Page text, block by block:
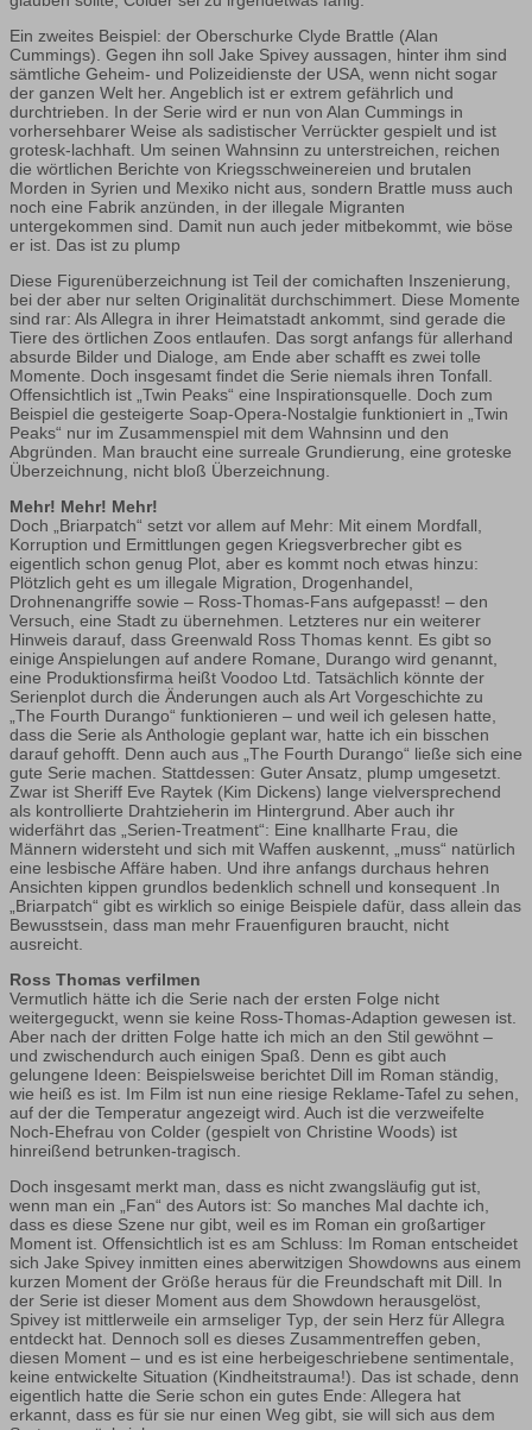
Ein zweites Beispiel: der Oberschurke Clyde Brattle (Alan
Cummings). Gegen ihn soll Jake Spivey aussagen, hinter ihm sind
sämtliche Geheim- und Polizeidienste der USA, wenn nicht sogar
der ganzen Welt her. Angeblich ist er extrem gefährlich und
durchtrieben. In der Serie wird er nun von Alan Cummings in
vorhersehbarer Weise als sadistischer Verrückter gespielt und ist
grotesk-lachhaft. Um seinen Wahnsinn zu unterstreichen, reichen
die wörtlichen Berichte von Kriegsschweinereien und brutalen
Morden in Syrien und Mexiko nicht aus, sondern Brattle muss auch
noch eine Fabrik anzünden, in der illegale Migranten
untergekommen sind. Damit nun auch jeder mitbekommt, wie böse
er ist. Das ist zu plump
Diese Figurenüberzeichnung ist Teil der comichaften Inszenierung,
bei der aber nur selten Originalität durchschimmert. Diese Momente
sind rar: Als Allegra in ihrer Heimatstadt ankommt, sind gerade die
Tiere des örtlichen Zoos entlaufen. Das sorgt anfangs für allerhand
absurde Bilder und Dialoge, am Ende aber schafft es zwei tolle
Momente. Doch insgesamt findet die Serie niemals ihren Tonfall.
Offensichtlich ist „Twin Peaks“ eine Inspirationsquelle. Doch zum
Beispiel die gesteigerte Soap-Opera-Nostalgie funktioniert in „Twin
Peaks“ nur im Zusammenspiel mit dem Wahnsinn und den
Abgründen. Man braucht eine surreale Grundierung, eine groteske
Überzeichnung, nicht bloß Überzeichnung.
Mehr! Mehr! Mehr!
Doch „Briarpatch“ setzt vor allem auf Mehr: Mit einem Mordfall,
Korruption und Ermittlungen gegen Kriegsverbrecher gibt es
eigentlich schon genug Plot, aber es kommt noch etwas hinzu:
Plötzlich geht es um illegale Migration, Drogenhandel,
Drohnenangriffe sowie – Ross-Thomas-Fans aufgepasst! – den
Versuch, eine Stadt zu übernehmen. Letzteres nur ein weiterer
Hinweis darauf, dass Greenwald Ross Thomas kennt. Es gibt so
einige Anspielungen auf andere Romane, Durango wird genannt,
eine Produktionsfirma heißt Voodoo Ltd. Tatsächlich könnte der
Serienplot durch die Änderungen auch als Art Vorgeschichte zu
„The Fourth Durango“ funktionieren – und weil ich gelesen hatte,
dass die Serie als Anthologie geplant war, hatte ich ein bisschen
darauf gehofft. Denn auch aus „The Fourth Durango“ ließe sich eine
gute Serie machen. Stattdessen: Guter Ansatz, plump umgesetzt.
Zwar ist Sheriff Eve Raytek (Kim Dickens) lange vielversprechend
als kontrollierte Drahtzieherin im Hintergrund. Aber auch ihr
widerfährt das „Serien-Treatment“: Eine knallharte Frau, die
Männern widersteht und sich mit Waffen auskennt, „muss“ natürlich
eine lesbische Affäre haben. Und ihre anfangs durchaus hehren
Ansichten kippen grundlos bedenklich schnell und konsequent .In
„Briarpatch“ gibt es wirklich so einige Beispiele dafür, dass allein das
Bewusstsein, dass man mehr Frauenfiguren braucht, nicht
ausreicht.
Ross Thomas verfilmen
Vermutlich hätte ich die Serie nach der ersten Folge nicht
weitergeguckt, wenn sie keine Ross-Thomas-Adaption gewesen ist.
Aber nach der dritten Folge hatte ich mich an den Stil gewöhnt –
und zwischendurch auch einigen Spaß. Denn es gibt auch
gelungene Ideen: Beispielsweise berichtet Dill im Roman ständig,
wie heiß es ist. Im Film ist nun eine riesige Reklame-Tafel zu sehen,
auf der die Temperatur angezeigt wird. Auch ist die verzweifelte
Noch-Ehefrau von Colder (gespielt von Christine Woods) ist
hinreißend betrunken-tragisch.
Doch insgesamt merkt man, dass es nicht zwangsläufig gut ist,
wenn man ein „Fan“ des Autors ist: So manches Mal dachte ich,
dass es diese Szene nur gibt, weil es im Roman ein großartiger
Moment ist. Offensichtlich ist es am Schluss: Im Roman entscheidet
sich Jake Spivey inmitten eines aberwitzigen Showdowns aus einem
kurzen Moment der Größe heraus für die Freundschaft mit Dill. In
der Serie ist dieser Moment aus dem Showdown herausgelöst,
Spivey ist mittlerweile ein armseliger Typ, der sein Herz für Allegra
entdeckt hat. Dennoch soll es dieses Zusammentreffen geben,
diesen Moment – und es ist eine herbeigeschriebene sentimentale,
keine entwickelte Situation (Kindheitstrauma!). Das ist schade, denn
eigentlich hatte die Serie schon ein gutes Ende: Allegera hat
erkannt, dass es für sie nur einen Weg gibt, sie will sich aus dem